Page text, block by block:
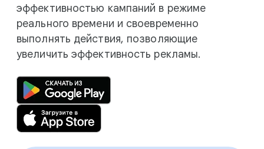
эффективностью кампаний в режиме
реального времени и своевременно
выполнять действия, позволяющие
увеличить эффективность рекламы.